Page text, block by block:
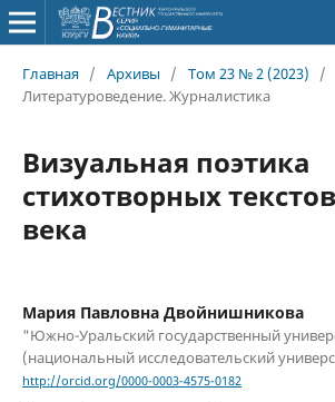
Главная / Архивы / Том 23 № 2 (2023)
/
Литературоведение. Журналистика
Визуальная поэтика
стихотворных
века
Мария Павловна Двойнишникова
"Южно-Уральский государственный
(национальный исследовательский
http://orcid.org/0000-0003-4575-0182